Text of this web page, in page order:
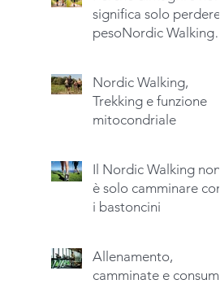
significa solo perdere
pesoNordic Walking,
naturale
Nordic Walking,
Trekking e funzione
mitocondriale
Il Nordic Walking non
è solo camminare con
i bastoncini
Allenamento,
camminate e consumo